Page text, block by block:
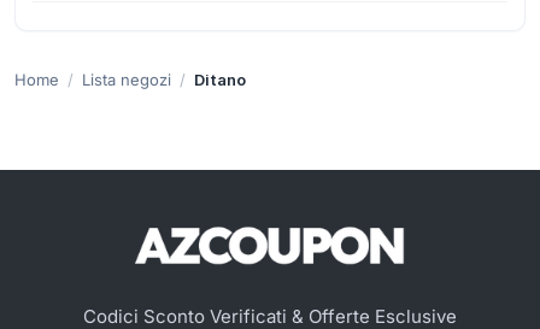
Home Lista negozi Ditano
Codici Sconto Verificati & Offerte Esclusive